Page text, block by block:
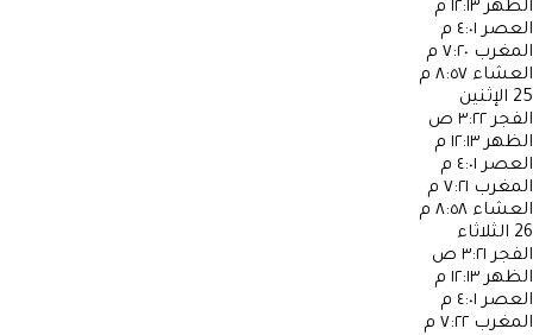
الظهر ١٢:١٣ م
العصر ٤:٠١ م
المغرب ٧:٢٠ م
العشاء ٨:٥٧ م
25 الإثنين
الفجر ٣:٢٢ ص
الظهر ١٢:١٣ م
العصر ٤:٠١ م
المغرب ٧:٢١ م
العشاء ٨:٥٨ م
26 الثلاثاء
الفجر ٣:٢١ ص
الظهر ١٢:١٣ م
العصر ٤:٠١ م
المغرب ٧:٢٢ م